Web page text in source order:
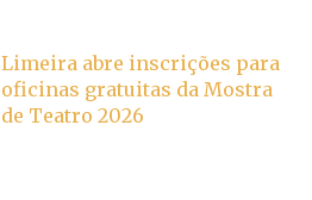
Limeira abre inscrições para
oficinas gratuitas da Mostra
de Teatro 2026